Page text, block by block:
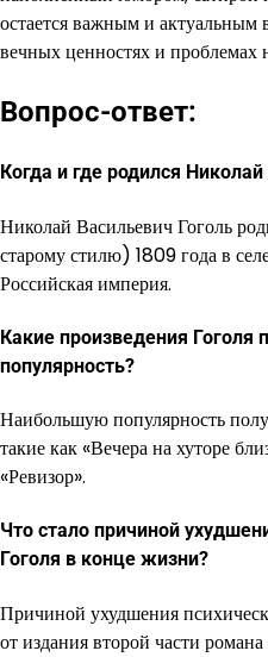
остается важным и
вечных ценностях и проблемах
Вопрос-ответ:
Когда и где родился Николай
Николай Васильевич Гоголь
старому стилю) 1809 года в
Российская империя.
Какие произведения Гоголя
популярность?
Наибольшую популярность
такие как «Вечера на хуторе
«Ревизор».
Что стало причиной
Гоголя в конце жизни?
Причиной ухудшения
от издания второй части